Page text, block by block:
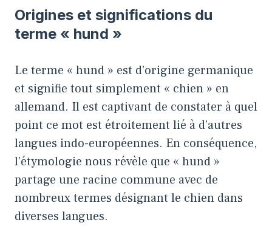
Origines et significations du
terme « hund »
Le terme « hund » est d’origine germanique
et signifie tout simplement « chien » en
allemand. Il est captivant de constater à quel
point ce mot est étroitement lié à d’autres
langues indo-européennes. En conséquence,
l’étymologie nous révèle que « hund »
partage une racine commune avec de
nombreux termes désignant le chien dans
diverses langues.